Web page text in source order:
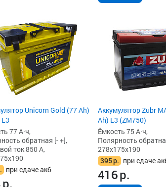
Unicorn Gold (77 Ah)
77 А·ч,
обратная [- +],
ток 850 А,
при сдаче акб
р.
Аккумулятор Zubr
Ah) L3 (ZM750)
Ёмкость 75 А·ч,
Полярность
278x175x190
395р. при сдаче
416р.